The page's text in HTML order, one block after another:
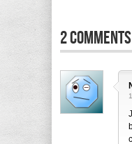
2 Comments